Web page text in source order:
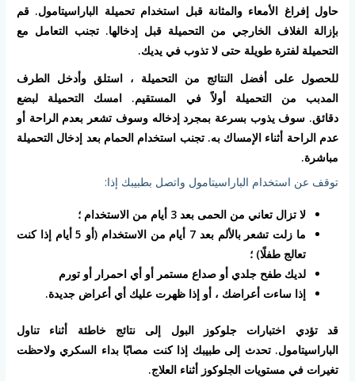
حاول إفراغ الأمعاء والمثانة قبل استخدام تحميلة الباراسيتامول. قم
بإزالة الغلاف الخارجي من التحميلة قبل إدخالها. تجنب التعامل مع
التحميلة لفترة طويلة حتى لا تذوب في يديك.
للحصول على أفضل النتائج من التحميلة ، استلق وأدخل الطرف
المدبب من التحميلة أولاً في المستقيم. امسك التحميلة لبضع
دقائق. سوف يذوب بسرعة بمجرد إدخاله وسوف تشعر بعدم الراحة أو
عدم الراحة أثناء الإمساك به. تجنب استخدام الحمام بعد إدخال التحميلة
مباشرة.
توقف عن استخدام الباراسيتامول واتصل بطبيبك إذا:
لا تزال تعاني من الحمى بعد 3 أيام من الاستخدام ؛
ما زلت تشعر بالألم بعد 7 أيام من الاستخدام (أو 5 أيام إذا كنت
تعالج طفلًا) ؛
لديك طفح جلدي أو صداع مستمر أو أي احمرار أو تورم
إذا ساءت أعراضك ، أو إذا ظهرت عليك أي أعراض جديدة.
قد تؤدي اختبارات جلوكوز البول إلى نتائج خاطئة أثناء تناول
الباراسيتامول. تحدث إلى طبيبك إذا كنت مصابًا بداء السكري ولاحظت
تغيرات في مستويات الجلوكوز أثناء العلاج.